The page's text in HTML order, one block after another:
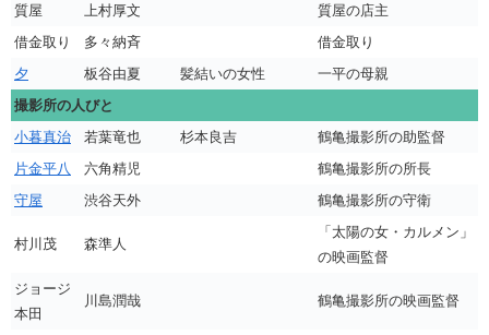
質屋
上村厚文
質屋の店主
借金取り
多々納斉
借金取り
夕
板谷由夏 髪結いの女性
一平の母親
撮影所の人びと
小暮真治
若葉竜也 杉本良吉
鶴亀撮影所の助監督
片金平八
六角精児
鶴亀撮影所の所長
守屋
渋谷天外 鶴亀撮影所の守衛
村川茂 森準人
「太陽の女・カルメン」
の映画監督
ジョージ
本田
川島潤哉 鶴亀撮影所の映画監督